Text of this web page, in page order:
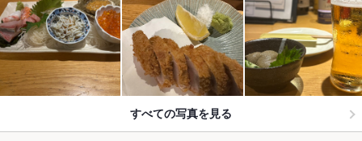
すべての写真を見る